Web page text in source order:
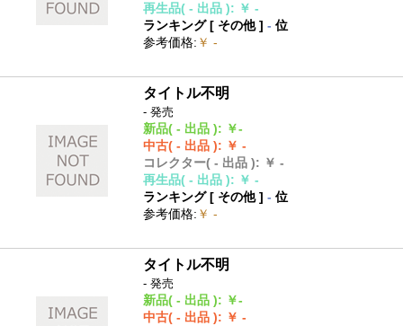
再生品( - 出品 ): ￥ -
ランキング [ その他]- 位
参考価格: ￥ -
タイトル不明
- 発売
新品( - 出品 ): ￥-
中古( - 出品 ): ￥ -
コレクター( - 出品 ): ￥ -
再生品( - 出品 ): ￥ -
ランキング [ その他]- 位
参考価格: ￥ -
タイトル不明
- 発売
新品( - 出品 ): ￥-
中古( - 出品 ): ￥ -